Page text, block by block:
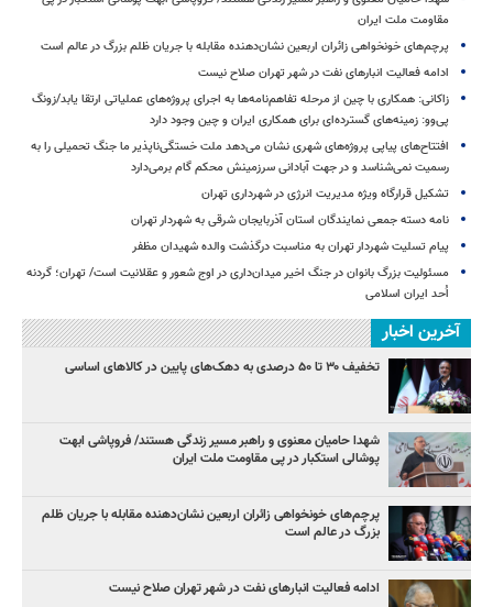
مقاومت ملت ایران
پرچم‌های خونخواهی زائران اربعین نشان‌دهنده مقابله با جریان ظلم بزرگ در عالم است
ادامه فعالیت انبارهای نفت در شهر تهران صلاح نیست
زاکانی: همکاری با چین از مرحله تفاهم‌نامه‌ها به اجرای پروژه‌های عملیاتی ارتقا یابد/زونگ
پی‌وو: زمینه‌های گسترده‌ای برای همکاری ایران و چین وجود دارد
افتتاح‌های پیاپی پروژه‌های شهری نشان می‌دهد ملت خستگی‌ناپذیر ما جنگ تحمیلی را به
رسمیت نمی‌شناسد و در جهت آبادانی سرزمینش محکم گام برمی‌دارد
تشکیل قرارگاه ویژه مدیریت انرژی در شهرداری تهران
نامه دسته جمعی نمایندگان استان آذربایجان شرقی به شهردار تهران
پیام تسلیت شهردار تهران به مناسبت درگذشت والده شهیدان مظفر
مسئولیت بزرگ بانوان در جنگ اخیر میدان‌داری‌ در اوج شعور و عقلانیت است/ تهران؛ گردنه
اُحد ایران اسلامی
آخرین اخبار
تخفیف ۳۰ تا ۵۰ درصدی به دهک‌های پایین در کالاهای اساسی
شهدا حامیان معنوی و راهبر مسیر زندگی هستند/ فروپاشی ابهت
پوشالی استکبار در پی مقاومت ملت ایران
پرچم‌های خونخواهی زائران اربعین نشان‌دهنده مقابله با جریان ظلم
بزرگ در عالم است
ادامه فعالیت انبارهای نفت در شهر تهران صلاح نیست